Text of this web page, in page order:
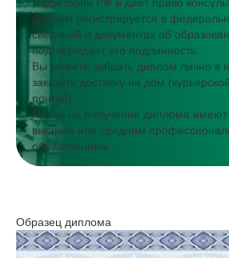
Диплом регистрируется в
сведений о документах об
подтверждает его подлинность
Вы можете забрать диплом лично в
заказать доставку на дом
почтой)
Право на получение диплома имеют
высшим или средним
образованием
Образец диплома